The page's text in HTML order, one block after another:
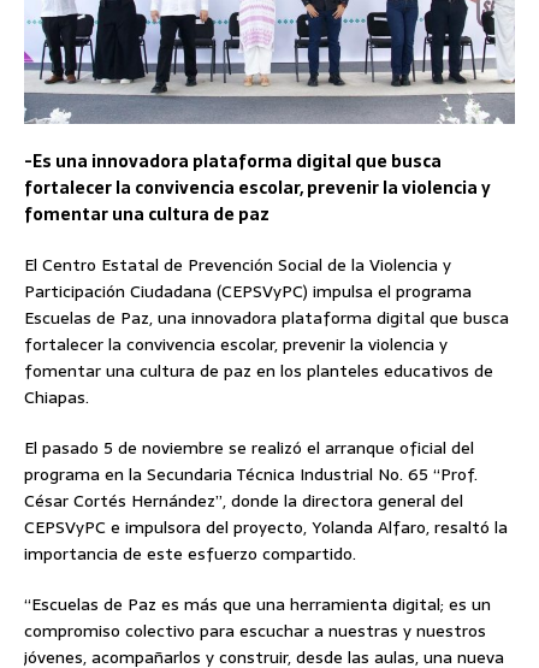
-Es una innovadora plataforma digital que busca
fortalecer la convivencia escolar, prevenir la violencia y
fomentar una cultura de paz
El Centro Estatal de Prevención Social de la Violencia y
Participación Ciudadana (CEPSVyPC) impulsa el programa
Escuelas de Paz, una innovadora plataforma digital que busca
fortalecer la convivencia escolar, prevenir la violencia y
fomentar una cultura de paz en los planteles educativos de
Chiapas.
El pasado 5 de noviembre se realizó el arranque oficial del
programa en la Secundaria Técnica Industrial No. 65 “Prof.
César Cortés Hernández”, donde la directora general del
CEPSVyPC e impulsora del proyecto, Yolanda Alfaro, resaltó la
importancia de este esfuerzo compartido.
“Escuelas de Paz es más que una herramienta digital; es un
compromiso colectivo para escuchar a nuestras y nuestros
jóvenes, acompañarlos y construir, desde las aulas, una nueva